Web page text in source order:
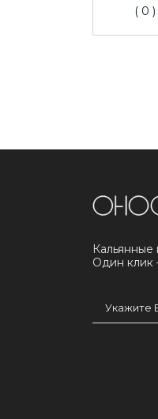
( 0 )
Кальянные
Один клик